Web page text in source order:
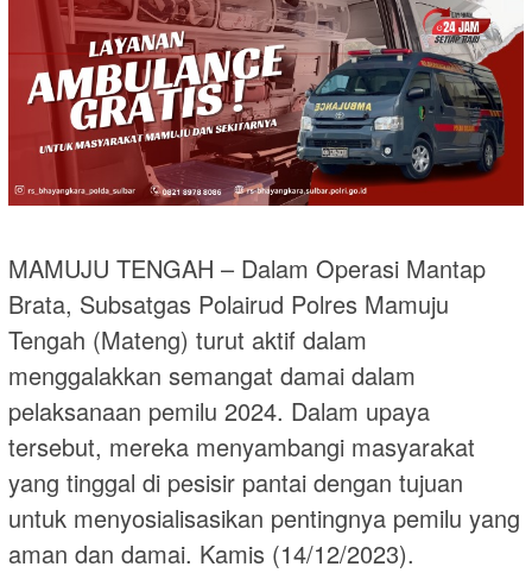
MAMUJU TENGAH – Dalam Operasi Mantap
Brata, Subsatgas Polairud Polres Mamuju
Tengah (Mateng) turut aktif dalam
menggalakkan semangat damai dalam
pelaksanaan pemilu 2024. Dalam upaya
tersebut, mereka menyambangi masyarakat
yang tinggal di pesisir pantai dengan tujuan
untuk menyosialisasikan pentingnya pemilu yang
aman dan damai. Kamis (14/12/2023).